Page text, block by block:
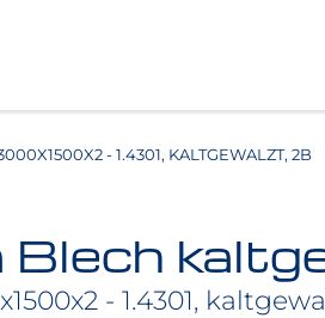
- 1.4301, KALTGEWALZT, 2B
- 1.4301,